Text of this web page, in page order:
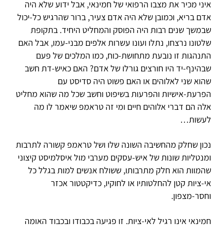
איני מכיר את מצבו הרפואי של חמינאי, אבל ידוע שלא היה
אדם בריא, וכמובן שלא היה אדם צעיר, ברור שהרגיש כל-יכול
שבמשך שנים רבות היה הפוסק והמחליט היחיד. בתקופת
שלטונו נרצחו, נתלו ועונו עשרות אלפים מבני-עמו, אבל האם
התנהגות זו נובעת מתחושת-כוח, כמו המלכים של פעם
שבהינף-יד היו חורצים גורלו של אדם? האם כאיש-דת חשב
שהוא שני לאלוהים או האם פשוט היה סדיסט עם
הפרעת-אישיות והפרעות בשיפוט וחשב שכל מה שהוא מחליט
אלה הם דברי אלוהים חיים ומי זה טראמפ שיאמר לו מה
לעשות…
נכון שחלק מהחשיבה השונה שלו ושל טראמפ קשורה לתרבות
ומנטליות שונות של איש-עסקים מערבי מול איסלמיסט קיצוני
שהמוות הוא חלק מתרבותו, ששולח אנשים למות בגלל כל
אי-ציות קטן להחלטותיו או לחוקיו, כדיקטטור אכזר
וחסר-מצפון.
חמינאי אינו רגיל לאי-ציות. זו פגיעה בכבודו ובכבוד האומה